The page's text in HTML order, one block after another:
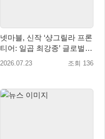
넷마블, 신작 ‘샹그릴라 프론
티어: 일곱 최강종’ 글로벌
티저 사이트 오픈
2026.07.23 조회 136